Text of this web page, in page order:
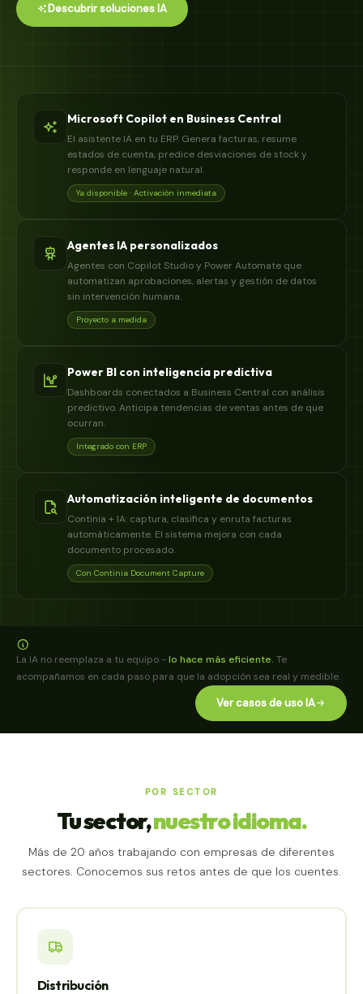
Descubrir soluciones IA
Microsoft Copilot en Business Central
El asistente IA en tu ERP. Genera facturas, resume
estados de cuenta, predice desviaciones de stock y
responde en lenguaje natural.
Ya disponible · Activación inmediata
Agentes IA personalizados
Agentes con Copilot Studio y Power Automate que
automatizan aprobaciones, alertas y gestión de datos
sin intervención humana.
Proyecto a medida
Power BI con inteligencia predictiva
Dashboards conectados a Business Central con análisis
predictivo. Anticipa tendencias de ventas antes de que
ocurran.
Integrado con ERP
Automatización inteligente de documentos
Continia + IA: captura, clasifica y enruta facturas
automáticamente. El sistema mejora con cada
documento procesado.
Con Continia Document Capture
La IA no reemplaza a tu equipo -lo hace más eficiente. Te
acompañamos en cada paso para que la adopción sea real y medible.
Ver casos de uso IA
POR SECTOR
Tu sector,nuestro idioma.
Más de 20 años trabajando con empresas de diferentes
sectores. Conocemos sus retos antes de que los cuentes.
Distribución